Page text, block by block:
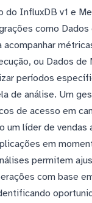
do InfluxDB v1 e
como Dados
ou Dados de
períodos
de análise. Um
de acesso em
um líder de vendas
em
permitem
com base